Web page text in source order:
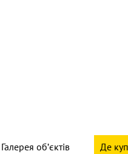
Галерея обʼєктів Де